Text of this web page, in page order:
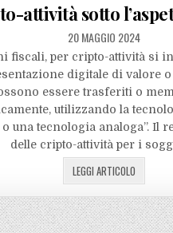
in
attività sotto
20 MAGGIO 2024
fiscali, per cripto-attività si
digitale di valore
essere trasferiti o
utilizzando la
una tecnologia analoga”. Il
delle cripto-attività per i
LEGGI ARTICOLO